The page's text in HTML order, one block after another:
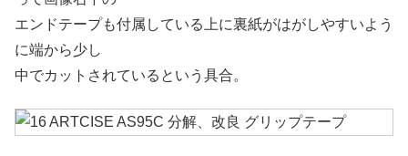
エンドテープも付属している上に裏紙がはがしやすいよう
に端から少し
中でカットされているという具合。